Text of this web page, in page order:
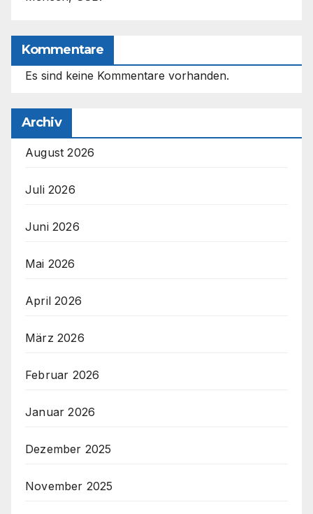
Kommentare
Es sind keine Kommentare vorhanden.
Archiv
August 2026
Juli 2026
Juni 2026
Mai 2026
April 2026
März 2026
Februar 2026
Januar 2026
Dezember 2025
November 2025